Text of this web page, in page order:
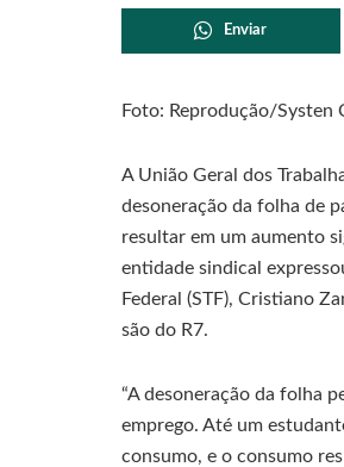
Enviar
Foto: Reprodução/Systen
A União Geral dos
desoneração da folha de
resultar em um aumento
entidade sindical
Federal (STF), Cristiano
são do R7.
“A desoneração da folha
emprego. Até um
consumo, e o consumo